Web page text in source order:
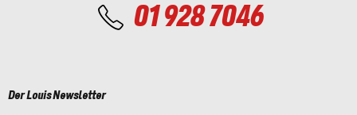
01 928 7046
Der Louis Newsletter